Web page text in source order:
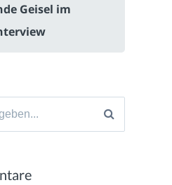
Geisel im